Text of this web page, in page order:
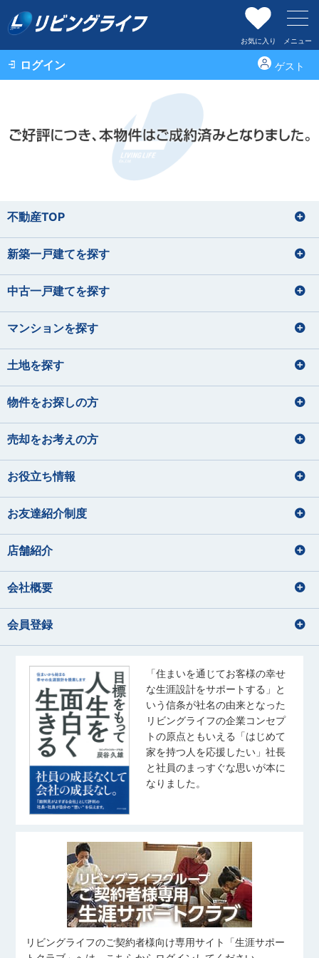
お気に入り メニュー
ログイン ゲスト
不動産TOP
新築一戸建てを探す
中古一戸建てを探す
マンションを探す
土地を探す
物件をお探しの方
売却をお考えの方
お役立ち情報
お友達紹介制度
店舗紹介
会社概要
会員登録
「住まいを通じてお客様の幸せ
な生涯設計をサポートする」と
いう信条が社名の由来となった
リビングライフの企業コンセプ
トの原点ともいえる「はじめて
家を持つ人を応援したい」社長
と社員のまっすぐな思いが本に
なりました。
リビングライフのご契約者様向け専用サイト「生涯サポー